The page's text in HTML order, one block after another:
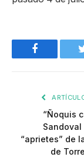
Facebook
“Ñoquis
“aprietes” de
de